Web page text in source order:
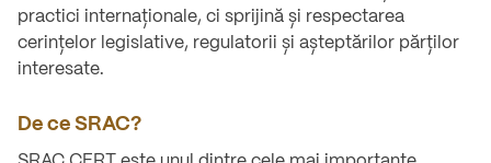
practici internaționale, ci sprijină și respectarea
cerințelor legislative, regulatorii și așteptărilor părților
interesate.
De ce SRAC?